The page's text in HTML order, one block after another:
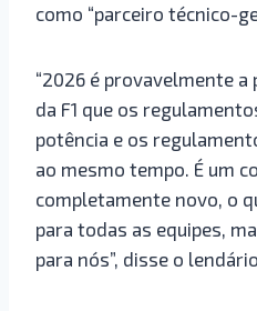
como “parceiro técnico-
“2026 é provavelmente
da F1 que os
potência e os
ao mesmo tempo. É um
completamente novo, o
para todas as equipes,
para nós”, disse o